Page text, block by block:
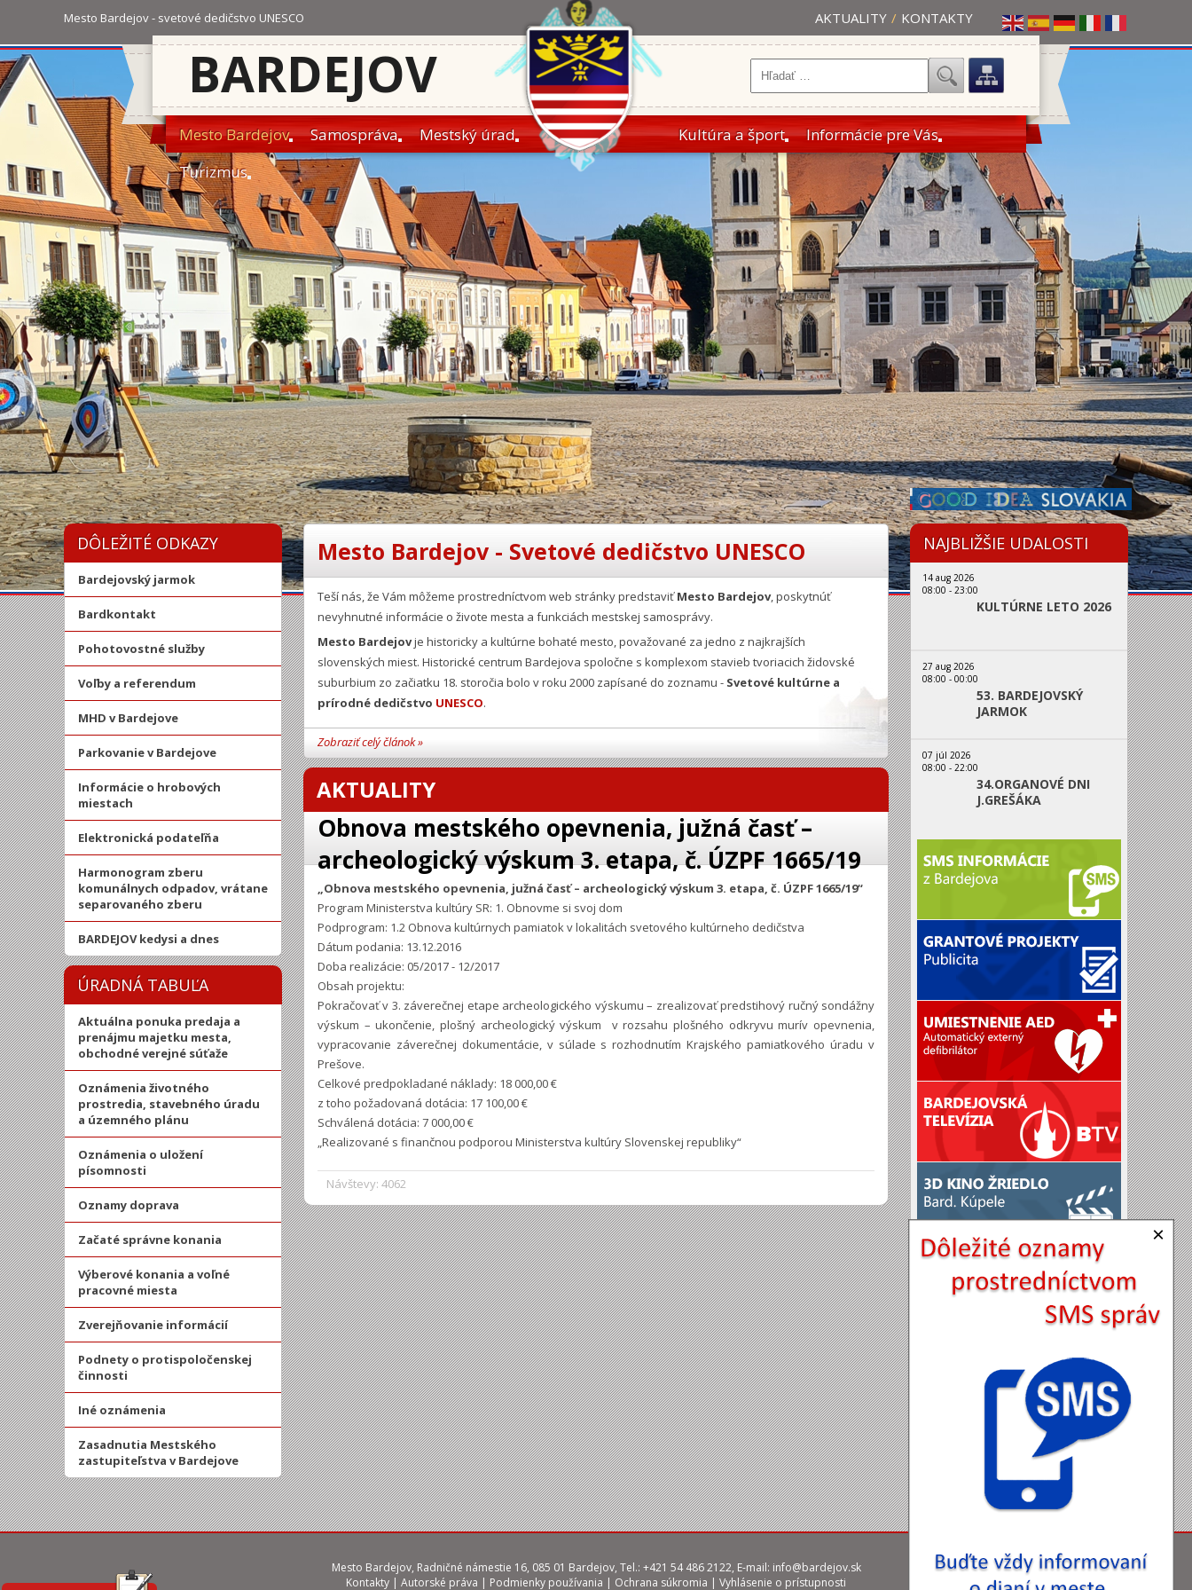
Mesto Bardejov - svetové dedičstvo UNESCO AKTUALITY / KONTAKTY
BARDEJOV
Mesto Bardejov Samospráva Mestský úrad Kultúra a šport
Informácie pre Vás
Turizmus
DÔLEŽITÉ ODKAZY
Bardejovský jarmok
Bardkontakt
Pohotovostné služby
Voľby a referendum
MHD v Bardejove
Parkovanie v Bardejove
Informácie o hrobových
miestach
Elektronická podateľňa
Harmonogram zberu
komunálnych odpadov, vrátane
separovaného zberu
BARDEJOV kedysi a dnes
ÚRADNÁ TABUĽA
Aktuálna ponuka predaja a
prenájmu majetku mesta,
obchodné verejné súťaže
Oznámenia životného
prostredia, stavebného úradu
a územného plánu
Oznámenia o uložení
písomnosti
Oznamy doprava
Začaté správne konania
Výberové konania a voľné
pracovné miesta
Zverejňovanie informácií
Podnety o protispoločenskej
činnosti
Iné oznámenia
Zasadnutia Mestského
zastupiteľstva v Bardejove
Mesto Bardejov - Svetové dedičstvo UNESCO
Teší nás, že Vám môžeme prostredníctvom web stránky predstaviťMesto Bardejov, poskytnúť
nevyhnutné informácie o živote mesta a funkciách mestskej samosprávy.
Mesto Bardejovje historicky a kultúrne bohaté mesto, považované za jedno z najkrajších
slovenských miest. Historické centrum Bardejova spoločne s komplexom stavieb tvoriacich židovské
suburbium zo začiatku 18. storočia bolo v roku 2000 zapísané do zoznamu - Svetové kultúrne a
prírodné dedičstvo UNESCO.
Zobraziť celý článok »
AKTUALITY
Obnova mestského opevnenia, južná časť –
archeologický výskum 3. etapa, č. ÚZPF 1665/19
Návštevy: 4062
„Obnova mestského opevnenia, južná časť – archeologický výskum 3. etapa, č. ÚZPF 1665/19“
Program Ministerstva kultúry SR: 1. Obnovme si svoj dom
Podprogram: 1.2 Obnova kultúrnych pamiatok v lokalitách svetového kultúrneho dedičstva
Dátum podania: 13.12.2016
Doba realizácie: 05/2017 - 12/2017
Obsah projektu:
Pokračovať v 3. záverečnej etape archeologického výskumu – zrealizovať predstihový ručný sondážny
výskum – ukončenie, plošný archeologický výskum v rozsahu plošného odkryvu murív opevnenia,
vypracovanie záverečnej dokumentácie, v súlade s rozhodnutím Krajského pamiatkového úradu v
Prešove.
Celkové predpokladané náklady: 18 000,00 €
z toho požadovaná dotácia: 17 100,00 €
Schválená dotácia: 7 000,00 €
„Realizované s finančnou podporou Ministerstva kultúry Slovenskej republiky“
×
NAJBLIŽŠIE UDALOSTI
14 aug 2026
08:00 - 23:00
KULTÚRNE LETO 2026
27 aug 2026
08:00 - 00:00
53. BARDEJOVSKÝ
JARMOK
07 júl 2026
08:00 - 22:00
34.ORGANOVÉ DNI
J.GREŠÁKA
Mesto Bardejov, Radničné námestie 16, 085 01 Bardejov, Tel.: +421 54 486 2122, E-mail: info@bardejov.sk
Kontakty | Autorské práva | Podmienky používania | Ochrana súkromia | Vyhlásenie o prístupnosti